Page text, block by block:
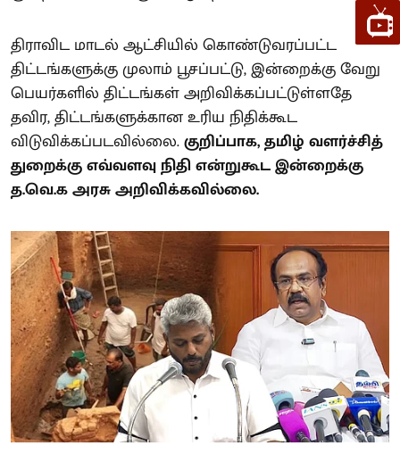
திராவிட மாடல் ஆட்சியில் கொண்டுவரப்பட்ட
திட்டங்களுக்கு முலாம் பூசப்பட்டு, இன்றைக்கு வேறு
பெயர்களில் திட்டங்கள் அறிவிக்கப்பட்டுள்ளதே
தவிர, திட்டங்களுக்கான உரிய நிதிக்கூட
விடுவிக்கப்படவில்லை.குறிப்பாக, தமிழ் வளர்ச்சித்
துறைக்கு எவ்வளவு நிதி என்றுகூட இன்றைக்கு
த.வெ.க அரசு அறிவிக்கவில்லை.